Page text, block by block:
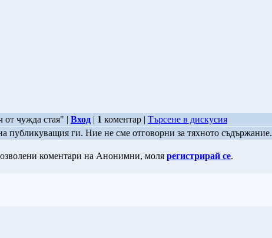
чужда стая" | Вход | 1 коментар | Търсене в дискусия
публикуващия ги. Ние не сме отговорни за тяхното съдържание.
коментари на Анонимни, моля регистрирай се.